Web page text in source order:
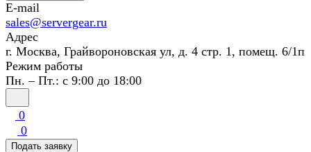
E-mail
sales@servergear.ru
Адрес
г. Москва, Грайвороновская ул, д. 4 стр. 1, помещ. 6/1п
Режим работы
Пн. – Пт.: с 9:00 до 18:00
0
0
Подать заявку